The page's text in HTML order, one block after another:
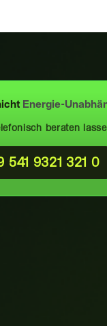
Energie-
beraten
541 9321 321 0